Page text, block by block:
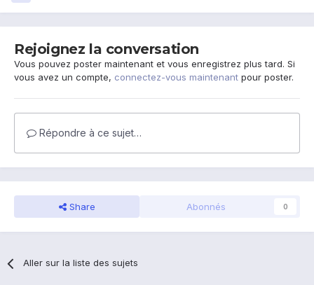
Rejoignez la conversation
Vous pouvez poster maintenant et vous enregistrez plus tard. Si
vous avez un compte, connectez-vous maintenant pour poster.
Répondre à ce sujet…
Share Abonnés 0
Aller sur la liste des sujets